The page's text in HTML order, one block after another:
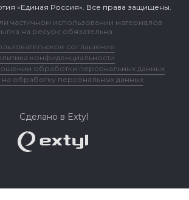
«Единая Россия». Все права защищены.
частичном использовании материалов
на ресурс обязательна.
соглашение
конфиденциальности
обработки персональных данных
на обработку персональных данных
Сделано в Extyl